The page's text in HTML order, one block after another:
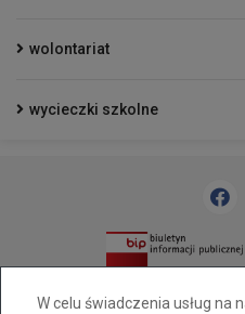
W celu świadczenia usług na
wolontariat
wycieczki szkolne
33 818 31 84